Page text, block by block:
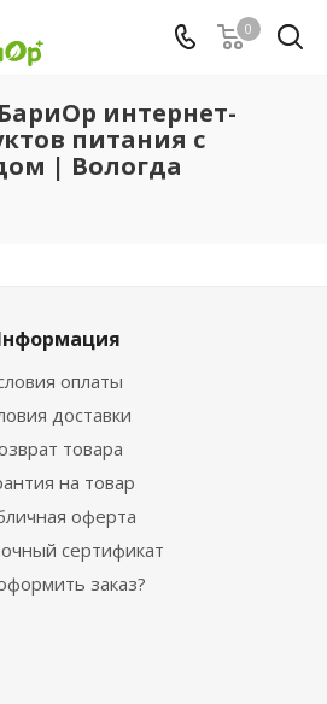
0
интернет-
питания с
| Вологда
оплаты
доставки
товара
на товар
оферта
сертификат
заказ?